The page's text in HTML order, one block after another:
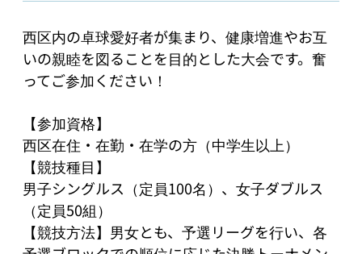
西区内の卓球愛好者が集まり、健康増進やお互
いの親睦を図ることを目的とした大会です。奮
ってご参加ください！
【参加資格】
西区在住・在勤・在学の方（中学生以上）
【競技種目】
男子シングルス（定員100名）、女子ダブルス
（定員50組）
【競技方法】男女とも、予選リーグを行い、各